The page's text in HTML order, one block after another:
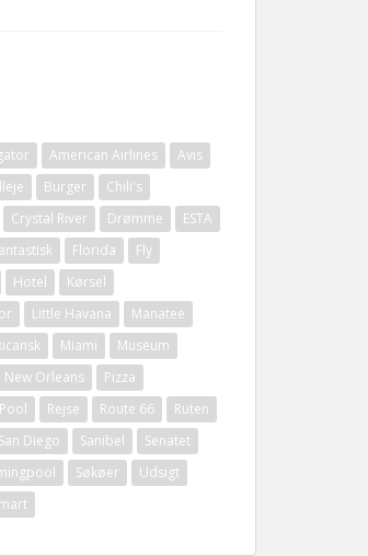
American Airlines
Avis
Burger
Chili's
Crystal River Drømme
ESTA
Florida
Fly
Hotel
Kørsel
Little Havana
Manatee
Miami
Museum
New Orleans
Pizza
Pool Rejse Route 66
Ruten
San Diego Sanibel
Senatet
Søkøer
Udsigt